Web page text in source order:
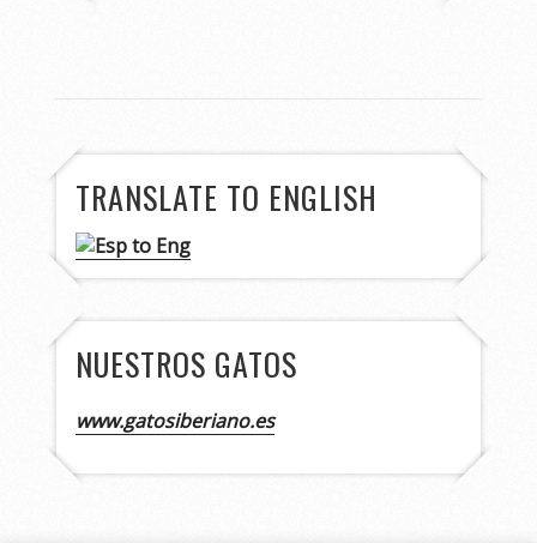
TRANSLATE TO ENGLISH
NUESTROS GATOS
www.gatosiberiano.es